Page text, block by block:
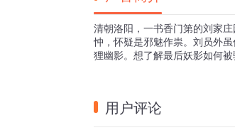
清朝洛阳，一书香门第的刘家
忡，怀疑是邪魅作祟。刘员外
狸幽影。想了解最后妖影如何
用户评论